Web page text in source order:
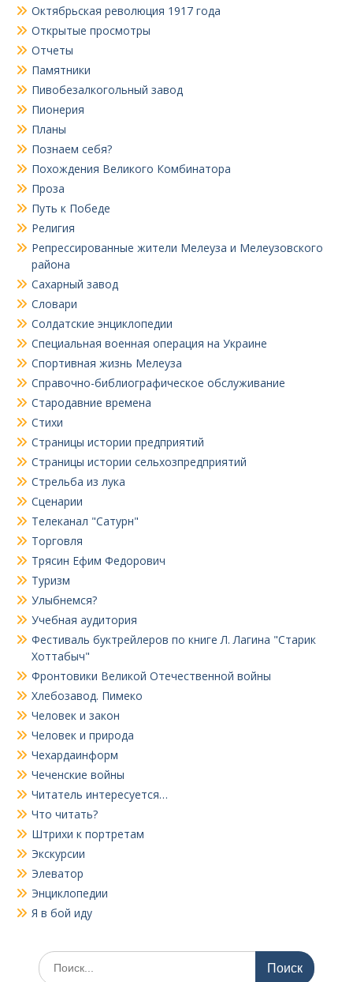
Октябрьская революция 1917 года
Открытые просмотры
Отчеты
Памятники
Пивобезалкогольный завод
Пионерия
Планы
Познаем себя?
Похождения Великого Комбинатора
Проза
Путь к Победе
Религия
Репрессированные жители Мелеуза и Мелеузовского
района
Сахарный завод
Словари
Солдатские энциклопедии
Специальная военная операция на Украине
Спортивная жизнь Мелеуза
Справочно-библиографическое обслуживание
Стародавние времена
Стихи
Страницы истории предприятий
Страницы истории сельхозпредприятий
Стрельба из лука
Сценарии
Телеканал "Сатурн"
Торговля
Трясин Ефим Федорович
Туризм
Улыбнемся?
Учебная аудитория
Фестиваль буктрейлеров по книге Л. Лагина "Старик
Хоттабыч"
Фронтовики Великой Отечественной войны
Хлебозавод. Пимеко
Человек и закон
Человек и природа
Чехардаинформ
Чеченские войны
Читатель интересуется…
Что читать?
Штрихи к портретам
Экскурсии
Элеватор
Энциклопедии
Я в бой иду
Поиск
по: